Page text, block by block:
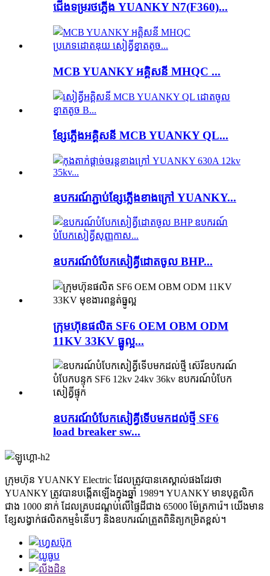
ជើងទម្រ​រថភ្លើង YUANKY N7(F360)...
MCB YUANKY អគ្គិសនី MHQC ...
ខ្សែភ្លើងអគ្គិសនី MCB YUANKY QL...
ឧបករណ៍ភ្ជាប់ខ្សែភ្លើងខាងក្រៅ YUANKY...
ឧបករណ៍​បំបែក​សៀគ្វី​ដោត​ចូល BHP...
ក្រុមហ៊ុនផលិត SF6 OEM OBM ODM
11KV 33KV ធ្នូល្អ...
ឧបករណ៍​បំបែក​សៀគ្វី​ទើប​មក​ដល់​ថ្មី SF6
load breaker sw...
ក្រុមហ៊ុន YUANKY Electric ដែលត្រូវបានគេស្គាល់ផងដែរថា
YUANKY ត្រូវបានបង្កើតឡើងក្នុងឆ្នាំ 1989។ YUANKY មានបុគ្គលិក
ជាង 1000 នាក់ ដែលគ្របដណ្តប់លើផ្ទៃដីជាង 65000 ម៉ែត្រការ៉េ។ យើងមាន
ខ្សែសង្វាក់ផលិតកម្មទំនើបៗ និងឧបករណ៍ត្រួតពិនិត្យកម្រិតខ្ពស់។